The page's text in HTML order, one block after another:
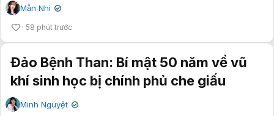
Mẫn Nhi ✔
58 phút trước
Đảo Bệnh Than: Bí mật 50 năm về vũ
khí sinh học bị chính phủ che giấu
Minh Nguyệt ✔